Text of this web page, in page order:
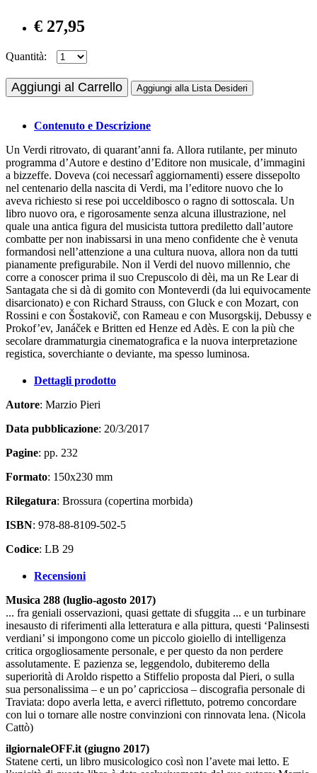
€ 27,95
Quantità:
Aggiungi al Carrello Aggiungi alla Lista Desideri
Contenuto e Descrizione
Un Verdi ritrovato, di quarant’anni fa. Allora rutilante, per minuto
programma d’Autore e destino d’Editore non musicale, d’immagini
a bizzeffe. Doveva (coi necessarî aggiornamenti) essere dissepolto
nel centenario della nascita di Verdi, ma l’editore nuovo che lo
aveva richiesto si rese poi ucceldibosco o ragno di sottoscala. Un
libro nuovo ora, e rigorosamente senza alcuna illustrazione, nel
quale una antica figura del musicista tuttora prediletto dall’autore
combatte per non inabissarsi in una meno confidente che è venuta
formandosi nell’attenzione a una cultura nuova, allora non da tutti
pianamente prefigurabile. Non il Verdi del nuovo millennio, che
corre a conoscer prima il suo Crepuscolo di dèi, ma un Re Lear di
Santagata che si dà di gomito con Monteverdi (da lui equivocamente
disarcionato) e con Richard Strauss, con Gluck e con Mozart, con
Rossini e con Šostakovič, con Rameau e con Musorgskij, Debussy e
Prokof’ev, Janáček e Britten ed Henze ed Adès. E con la più che
secolare drammaturgia cinematografica e la nuova interpretazione
registica, soverchiante o deviante, ma spesso luminosa.
Dettagli prodotto
Autore: Marzio Pieri
Data pubblicazione: 20/3/2017
Pagine: pp. 232
Formato: 150x230 mm
Rilegatura: Brossura (copertina morbida)
ISBN: 978-88-8109-502-5
Codice: LB 29
Recensioni
Musica 288 (luglio-agosto 2017)
... fra geniali osservazioni, quasi gettate di sfuggita ... e un turbinare
inesausto di riferimenti alla letteratura e alla pittura, questi ‘Palinsesti
verdiani’ si impongono come un piccolo gioiello di intelligenza
critica orgogliosamente personale, e per questo da non perdere
assolutamente. E pazienza se, leggendolo, dubiteremo della
superiorità di Aroldo rispetto a Stiffelio proposta dal Pieri, o sulla
sua personalissima – e un po’ capricciosa – discografia personale di
Traviata: dopo averla letta, e averci riflettuto, potremo concordare
con lui o tornare alle nostre convinzioni con rinnovata lena. (Nicola
Cattò)
ilgiornaleOFF.it (giugno 2017)
Statene certi, un libro musicologico così non l’avete mai letto. E